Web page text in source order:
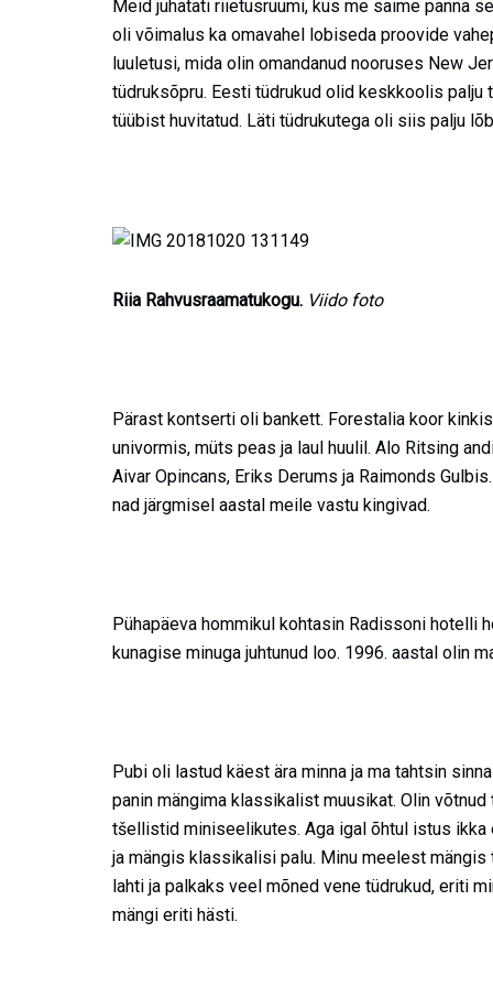
Meid juhatati riietusruumi, kus me saime panna
oli võimalus ka omavahel lobiseda proovide
luuletusi, mida olin omandanud nooruses New
tüdruksõpru. Eesti tüdrukud olid keskkoolis
tüübist huvitatud. Läti tüdrukutega oli siis palju
Riia Rahvusraamatukogu. Viido foto
Pärast kontserti oli bankett. Forestalia koor
univormis, müts peas ja laul huulil. Alo Ritsing
Aivar Opincans, Eriks Derums ja Raimonds
nad järgmisel aastal meile vastu kingivad.
Pühapäeva hommikul kohtasin Radissoni hotelli
kunagise minuga juhtunud loo. 1996. aastal olin
Pubi oli lastud käest ära minna ja ma tahtsin
panin mängima klassikalist muusikat. Olin
tšellistid miniseelikutes. Aga igal õhtul istus ikka
ja mängis klassikalisi palu. Minu meelest
lahti ja palkaks veel mõned vene tüdrukud, eriti
mängi eriti hästi.